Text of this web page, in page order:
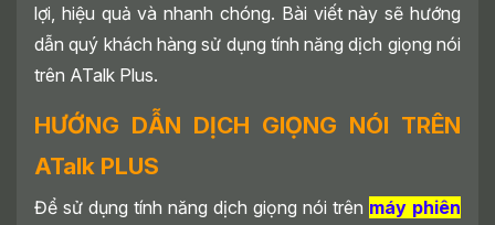
lợi, hiệu quả và nhanh chóng. Bài viết này sẽ hướng
dẫn quý khách hàng sử dụng tính năng dịch giọng nói
trên ATalk Plus.
HƯỚNG DẪN DỊCH GIỌNG NÓI TRÊN
ATalk PLUS
Để sử dụng tính năng dịch giọng nói trên máy phiên